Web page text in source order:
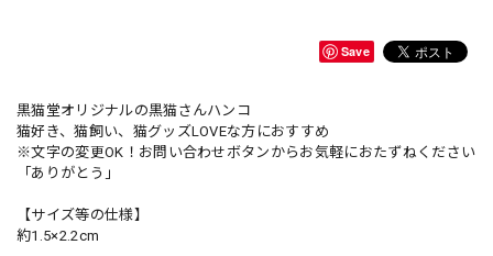
Save
黒猫堂オリジナルの黒猫さんハンコ
猫好き、猫飼い、猫グッズLOVEな方におすすめ
※文字の変更OK！お問い合わせボタンからお気軽におたずねください
「ありがとう」
【サイズ等の仕様】
約1.5×2.2cm